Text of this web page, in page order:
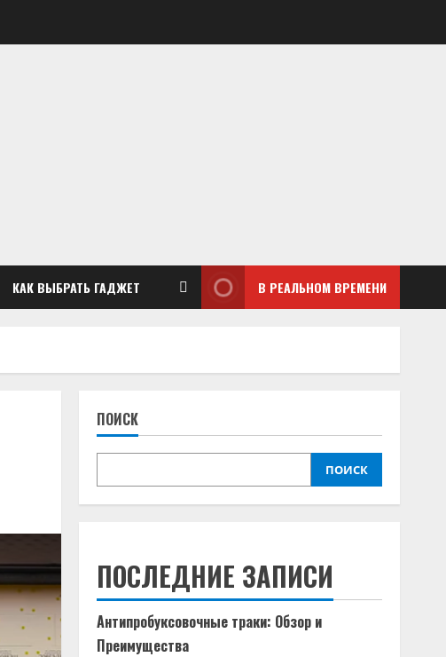
КАК ВЫБРАТЬ ГАДЖЕТ В РЕАЛЬНОМ ВРЕМЕНИ
ПОИСК
ПОИСК
ПОСЛЕДНИЕ ЗАПИСИ
Антипробуксовочные траки: Обзор и
Преимущества